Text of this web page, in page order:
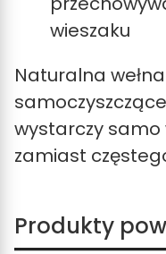
wieszaku
Naturalna
wystarczy samo
zamiast
Produkty